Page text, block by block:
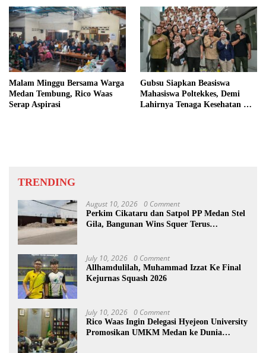
Malam Minggu Bersama Warga
Medan Tembung, Rico Waas
Serap Aspirasi
Gubsu Siapkan Beasiswa
Mahasiswa Poltekkes, Demi
Lahirnya Tenaga Kesehatan Di
TRENDING
August 10, 2026 0 Comment
Perkim Cikataru dan Satpol PP Medan Stel
Gila, Bangunan Wins Squer Terus
July 10, 2026 0 Comment
Allhamdulilah, Muhammad Izzat Ke Final
Kejurnas Squash 2026
July 10, 2026 0 Comment
Rico Waas Ingin Delegasi Hyejeon University
Promosikan UMKM Medan ke Dunia